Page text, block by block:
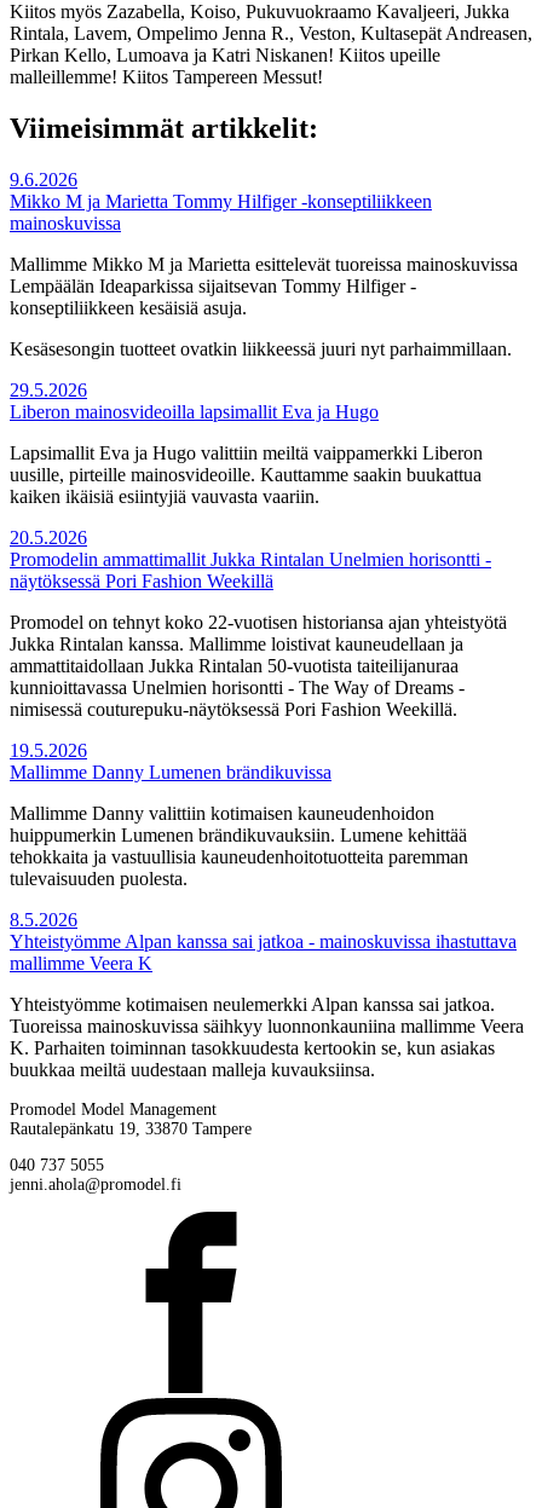
Kiitos myös Zazabella, Koiso, Pukuvuokraamo Kavaljeeri, Jukka
Rintala, Lavem, Ompelimo Jenna R., Veston, Kultasepät Andreasen,
Pirkan Kello, Lumoava ja Katri Niskanen! Kiitos upeille
malleillemme! Kiitos Tampereen Messut!
Viimeisimmät artikkelit:
9.6.2026
Mikko M ja Marietta Tommy Hilfiger -konseptiliikkeen
mainoskuvissa
Mallimme Mikko M ja Marietta esittelevät tuoreissa mainoskuvissa
Lempäälän Ideaparkissa sijaitsevan Tommy Hilfiger -
konseptiliikkeen kesäisiä asuja.
Kesäsesongin tuotteet ovatkin liikkeessä juuri nyt parhaimmillaan.
29.5.2026
Liberon mainosvideoilla lapsimallit Eva ja Hugo
Lapsimallit Eva ja Hugo valittiin meiltä vaippamerkki Liberon
uusille, pirteille mainosvideoille. Kauttamme saakin buukattua
kaiken ikäisiä esiintyjiä vauvasta vaariin.
20.5.2026
Promodelin ammattimallit Jukka Rintalan Unelmien horisontti -
näytöksessä Pori Fashion Weekillä
Promodel on tehnyt koko 22-vuotisen historiansa ajan yhteistyötä
Jukka Rintalan kanssa. Mallimme loistivat kauneudellaan ja
ammattitaidollaan Jukka Rintalan 50-vuotista taiteilijanuraa
kunnioittavassa Unelmien horisontti - The Way of Dreams -
nimisessä couturepuku-näytöksessä Pori Fashion Weekillä.
19.5.2026
Mallimme Danny Lumenen brändikuvissa
Mallimme Danny valittiin kotimaisen kauneudenhoidon
huippumerkin Lumenen brändikuvauksiin. Lumene kehittää
tehokkaita ja vastuullisia kauneudenhoitotuotteita paremman
tulevaisuuden puolesta.
8.5.2026
Yhteistyömme Alpan kanssa sai jatkoa - mainoskuvissa ihastuttava
mallimme Veera K
Yhteistyömme kotimaisen neulemerkki Alpan kanssa sai jatkoa.
Tuoreissa mainoskuvissa säihkyy luonnonkauniina mallimme Veera
K. Parhaiten toiminnan tasokkuudesta kertookin se, kun asiakas
buukkaa meiltä uudestaan malleja kuvauksiinsa.
Promodel Model Management
Rautalepänkatu 19, 33870 Tampere
040 737 5055
jenni.ahola@promodel.fi